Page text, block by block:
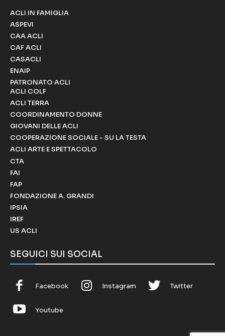
ACLI IN FAMIGLIA
ASPEVI
CAA ACLI
CAF ACLI
CASACLI
ENAIP
PATRONATO ACLI
ACLI COLF
ACLI TERRA
COORDINAMENTO DONNE
GIOVANI DELLE ACLI
COOPERAZIONE SOCIALE - SU LA TESTA
ACLI ARTE E SPETTACOLO
CTA
FAI
FAP
FONDAZIONE A. GRANDI
IPSIA
IREF
US ACLI
SEGUICI SUI SOCIAL
Facebook Instagram Twitter
Youtube